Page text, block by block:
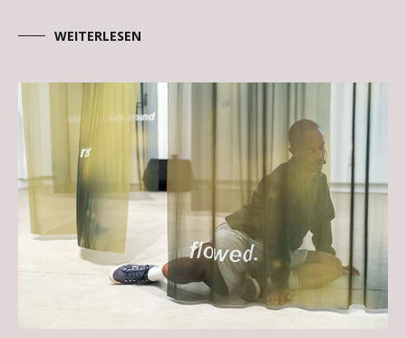
WEITERLESEN